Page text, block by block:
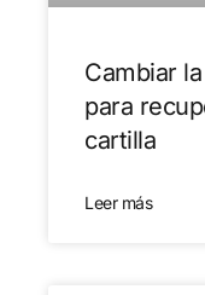
Cambiar
para
cartilla
Leer más